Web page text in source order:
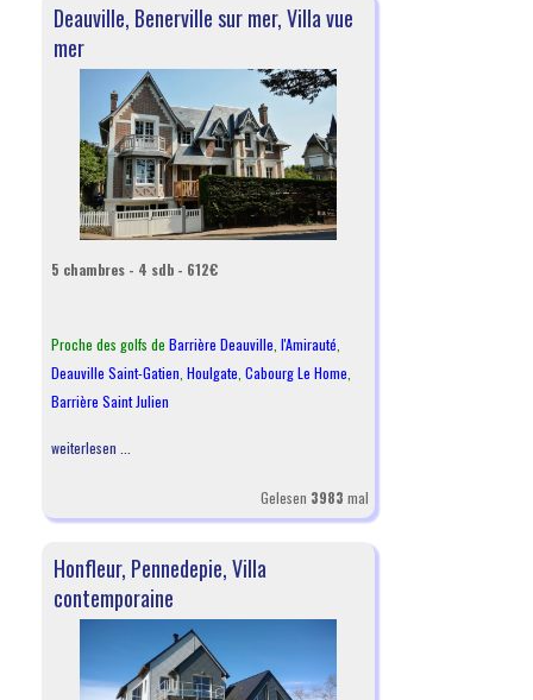
Deauville, Benerville sur mer, Villa vue
mer
5 chambres - 4 sdb - 612€
Proche des golfs de Barrière Deauville l'Amirauté
Deauville Saint-Gatien Houlgate Cabourg Le Home
Barrière Saint Julien
weiterlesen ...
Gelesen 3983 mal
Honfleur, Pennedepie, Villa
contemporaine